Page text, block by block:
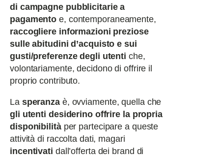
di campagne pubblicitarie a
pagamento e, contemporaneamente,
raccogliere informazioni preziose
sulle abitudini d’acquisto e sui
gusti/preferenze degli utenti che,
volontariamente, decidono di offrire il
proprio contributo.
La speranzaè, ovviamente, quella che
gli utenti desiderino offrire la propria
disponibilitàper partecipare a queste
attività di raccolta dati, magari
incentivati dall’offerta dei brand di